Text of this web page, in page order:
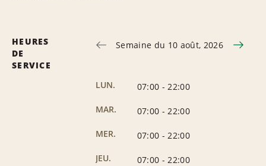
HEURES
DE
SERVICE
Semaine du 10 août, 2026
LUN. 07:00 - 22:00
MAR.
07:00 - 22:00
MER.
07:00 - 22:00
JEU.
07:00 - 22:00